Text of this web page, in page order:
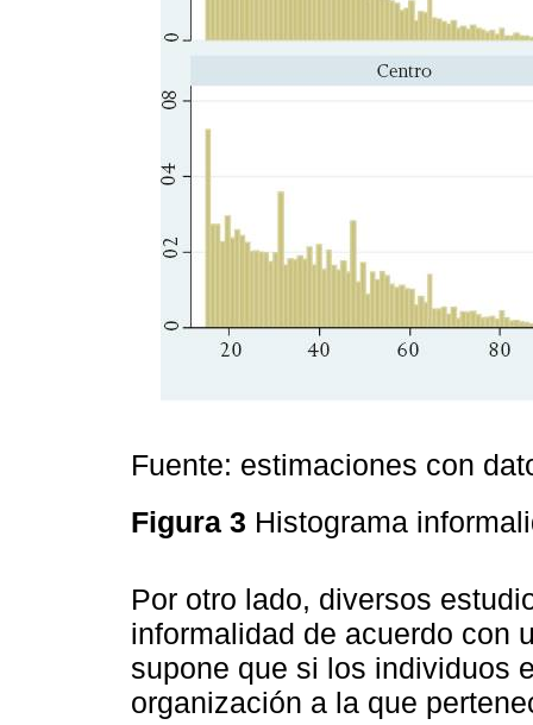
Fuente: estimaciones con
Figura 3 Histograma
Por otro lado, diversos
informalidad de acuerdo con
supone que si los individuos
organización a la que